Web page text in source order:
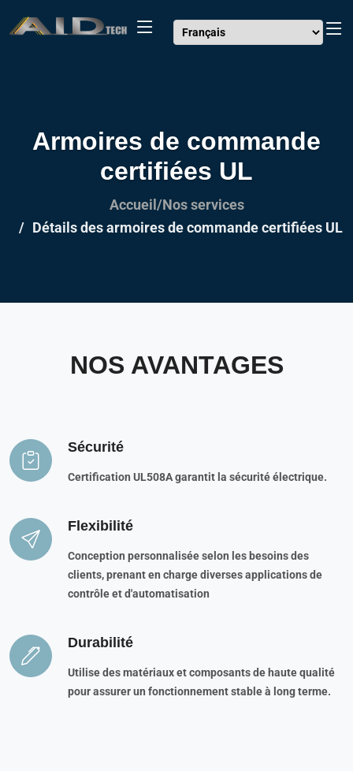
Armoires de commande
certifiées UL
Accueil/Nos services
Détails des armoires de commande certifiées UL
NOS AVANTAGES
Sécurité
Certification UL508A garantit la sécurité électrique.
Flexibilité
Conception personnalisée selon les besoins des
clients, prenant en charge diverses applications de
contrôle et d'automatisation
Durabilité
Utilise des matériaux et composants de haute qualité
pour assurer un fonctionnement stable à long terme.